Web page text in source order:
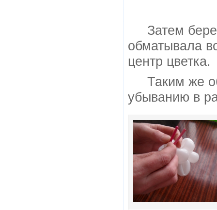
Затем
обматывала
центр цветка.
Таким же
убыванию в